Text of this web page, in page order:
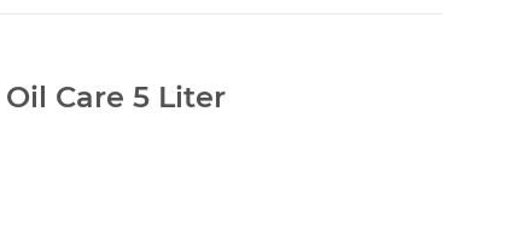
Care 5 Liter